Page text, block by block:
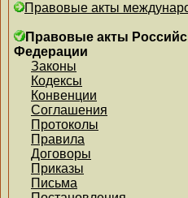
Правовые акты
Правовые акты
Федерации
Законы
Кодексы
Конвенции
Соглашения
Протоколы
Правила
Договоры
Приказы
Письма